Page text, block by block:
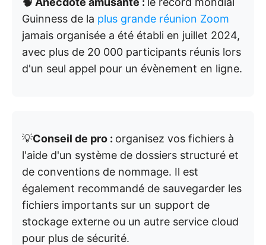
Guinness de la plus grande réunion Zoom
jamais organisée a été établi en juillet 2024,
avec plus de 20 000 participants réunis lors
d'un seul appel pour un évènement en ligne.
💡Conseil de pro : organisez vos fichiers à
l'aide d'un système de dossiers structuré et
de conventions de nommage. Il est
également recommandé de sauvegarder les
fichiers importants sur un support de
stockage externe ou un autre service cloud
pour plus de sécurité.